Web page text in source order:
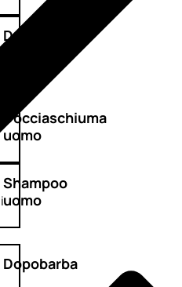
Detergente
Docciaschiuma
uomo
Shampoo
uomo
Dopobarba